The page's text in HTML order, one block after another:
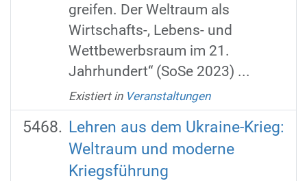
greifen. Der Weltraum als
Wirtschafts-, Lebens- und
Wettbewerbsraum im 21.
Jahrhundert“ (SoSe 2023) ...
Existiert in Veranstaltungen
Lehren aus dem Ukraine-Krieg:
Weltraum und moderne
Kriegsführung